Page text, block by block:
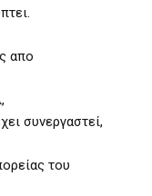
απο
συνεργαστεί,
του